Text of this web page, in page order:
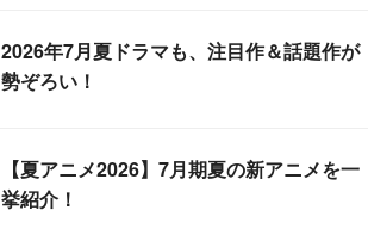
2026年7月夏ドラマも、注目作＆話題作が
勢ぞろい！
【夏アニメ2026】7月期夏の新アニメを一
挙紹介！